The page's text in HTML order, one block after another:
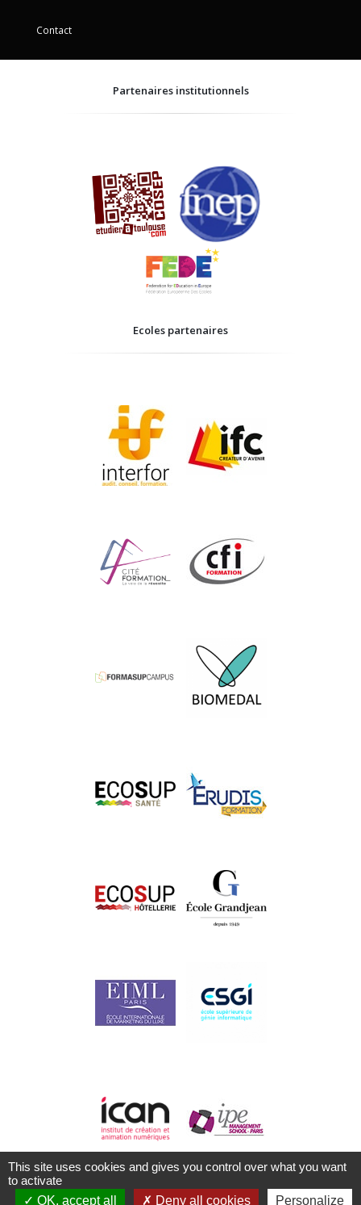
Contact
Partenaires institutionnels
Ecoles partenaires
La base de données duRéseau Kalysco.
This site uses cookies and gives you control over what you want
to activate
OK, accept all
Deny all cookies Personalize